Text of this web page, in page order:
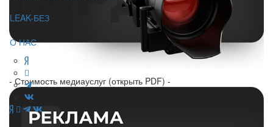
LEAK-БЕЗ
О НАС
- Стоимость медиауслуг (открыть PDF) -